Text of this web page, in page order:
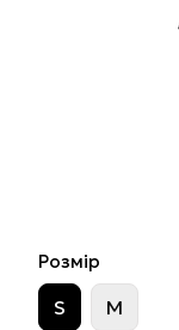
Розмір
S M